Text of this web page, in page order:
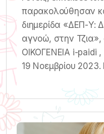
παρακολούθησαν
διημερίδα «ΔΕΠ-Υ:
αγνοώ, στην
ΟΙΚΟΓΕΝΕΙΑ i-paidi
19 Νοεμβρίου 2023.